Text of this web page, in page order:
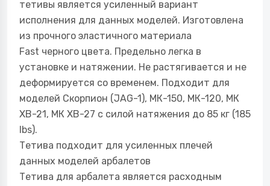
тетивы является усиленный вариант
исполнения для данных моделей. Изготовлена
из прочного эластичного материала
Fast черного цвета. Предельно легка в
установке и натяжении. Не растягивается и не
деформируется со временем. Подходит для
моделей Скорпион (JAG-1), МК-150, МК-120, МК
ХВ-21, МК ХВ-27 с силой натяжения до 85 кг (185
lbs).
Тетива подходит для усиленных плечей
данных моделей арбалетов
Тетива для арбалета является расходным